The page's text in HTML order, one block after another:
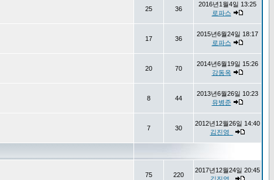
25 36
2016년1월4일 13:25
로파스
17 36
2015년6월24일 18:17
로파스
20 70
2014년6월19일 15:26
강동옥
8 44
2013년6월26일 10:23
유병준
7 30
2012년12월26일 14:40
김진영_
75 220
2017년12월24일 20:45